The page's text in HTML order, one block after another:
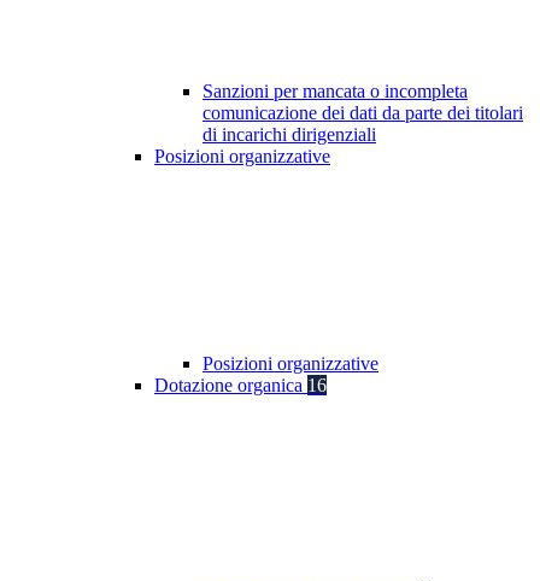
Sanzioni per mancata o incompleta
comunicazione dei dati da parte dei titolari
di incarichi dirigenziali
Posizioni organizzative
Posizioni organizzative
Dotazione organica 16